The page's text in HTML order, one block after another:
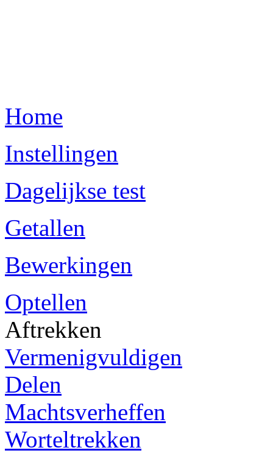
Home
Instellingen
Dagelijkse test
Getallen
Bewerkingen
Optellen
Aftrekken
Vermenigvuldigen
Delen
Machtsverheffen
Worteltrekken